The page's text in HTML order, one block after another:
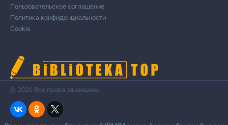
Пользовательское соглашение
Политика конфиденциальности
Cookie
© 2020 Все права защищены